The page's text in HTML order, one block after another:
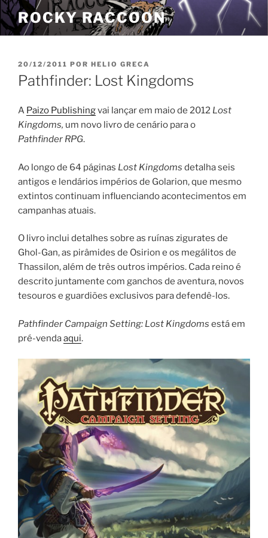
Pular
para
o
ROCKY RACCOON
PUBLICADO
EM
20/12/2011 POR HELIO GRECA
Pathfinder: Lost Kingdoms
A Paizo Publishingvai lançar em maio de 2012 Lost
Kingdoms, um novo livro de cenário para o
Pathfinder RPG.
Ao longo de 64 páginas Lost Kingdoms detalha seis
antigos e lendários impérios de Golarion, que mesmo
extintos continuam influenciando acontecimentos em
campanhas atuais.
O livro inclui detalhes sobre as ruínas zigurates de
Ghol-Gan, as pirâmides de Osirion e os megálitos de
Thassilon, além de três outros impérios. Cada reino é
descrito juntamente com ganchos de aventura, novos
tesouros e guardiões exclusivos para defendê-los.
Pathfinder Campaign Setting: Lost Kingdoms está em
pré-vendaaqui.